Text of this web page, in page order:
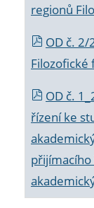
regionů
OD č. 2/
Filozofické
OD č.
řízení ke
přijímacího